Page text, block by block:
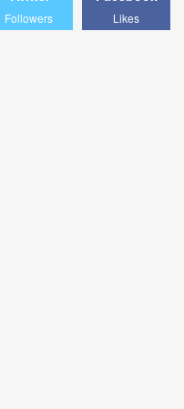
Likes
Followers